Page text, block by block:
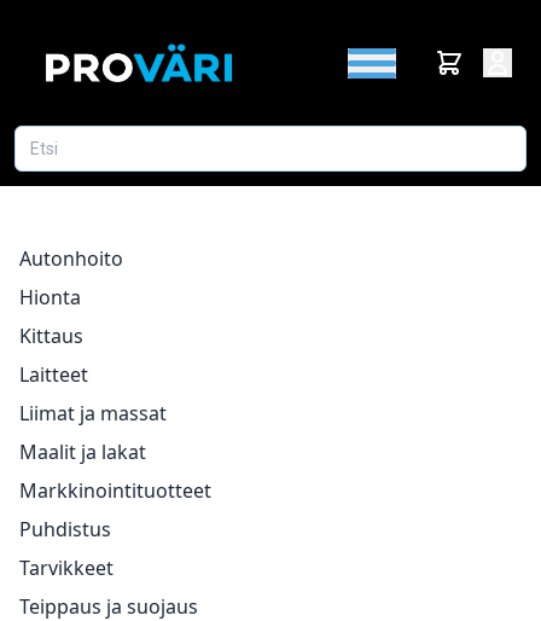
Autonhoito
Hionta
Kittaus
Laitteet
Liimat ja massat
Maalit ja lakat
Markkinointituotteet
Puhdistus
Tarvikkeet
Teippaus ja suojaus